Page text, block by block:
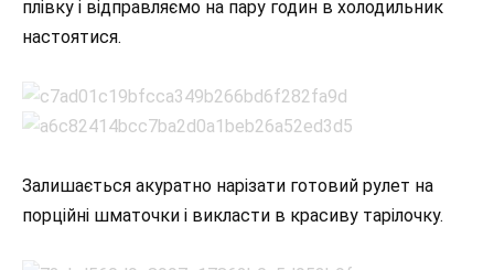
плівку і відправляємо на пару годин в холодильник
настоятися.
Залишається акуратно нарізати готовий рулет на
порційні шматочки і викласти в красиву тарілочку.